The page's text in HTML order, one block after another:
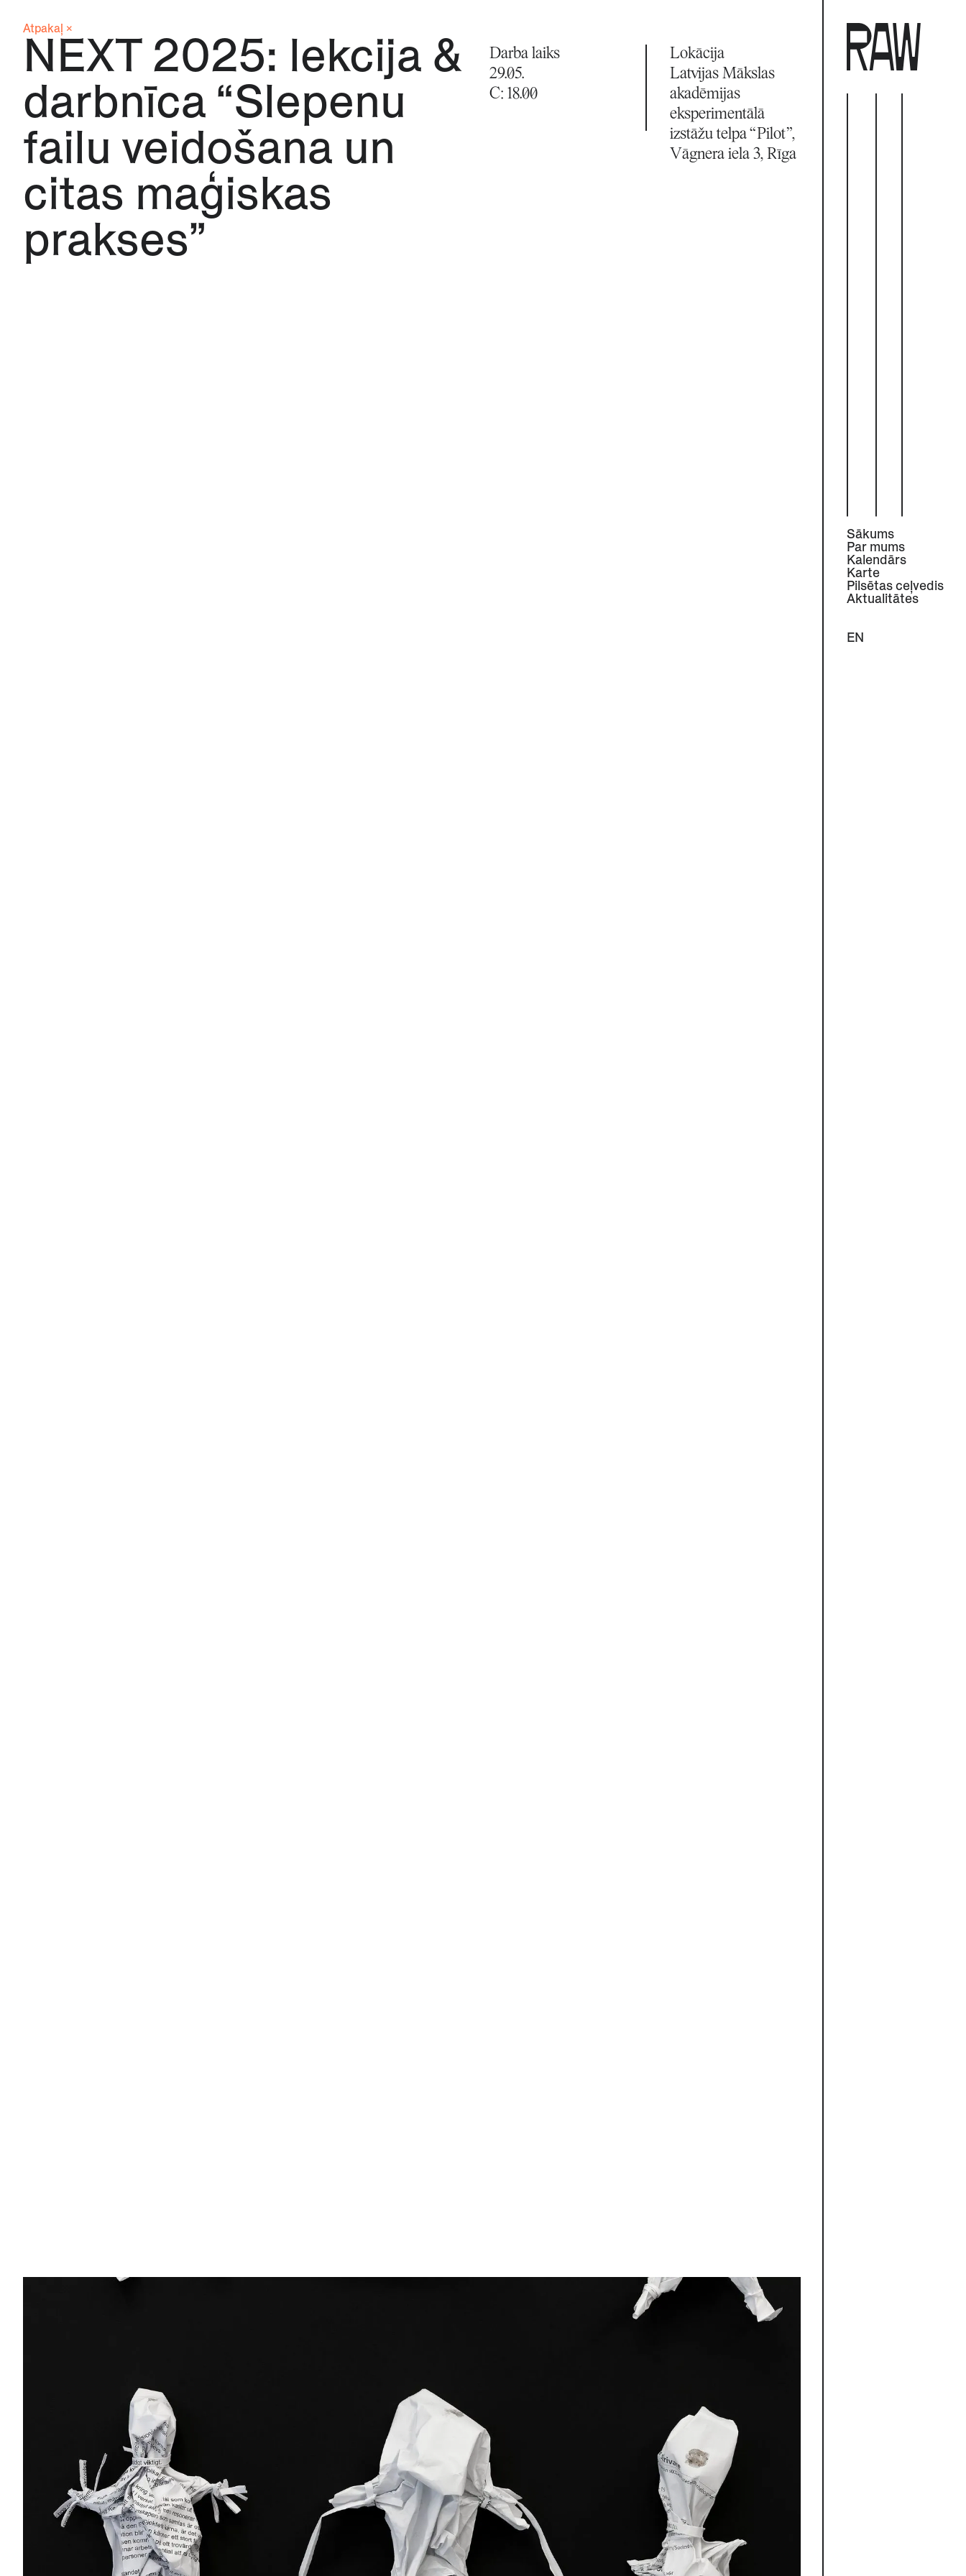
NEXT 2025: lekcija &
darbnīca “Slepenu
failu veidošana un
citas maģiskas
prakses”
Darba laiks
29.05.
C: 18.00
Lokācija
Latvijas Mākslas
akadēmijas
eksperimentālā
izstāžu telpa “Pilot”,
Vāgnera iela 3, Rīga
Atpakaļ ×
Sākums
Par mums
Kalendārs
Karte
Pilsētas ceļvedis
Aktualitātes
EN